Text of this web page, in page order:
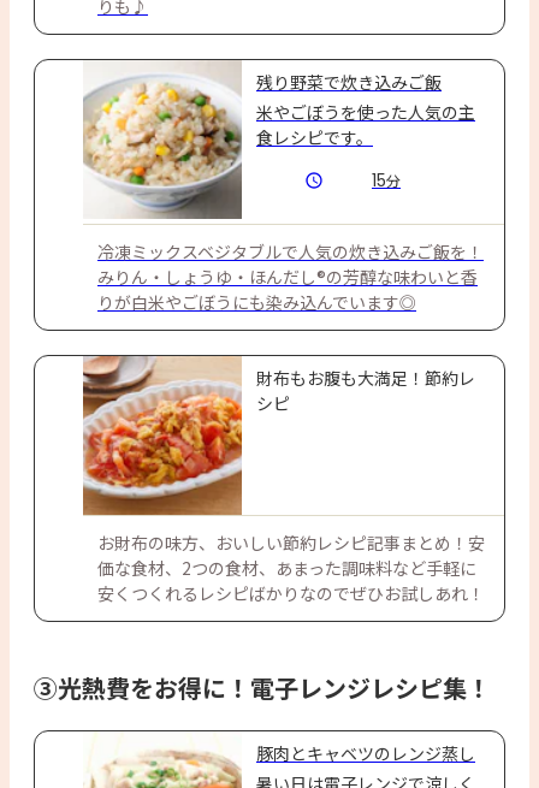
りも♪
残り野菜で炊き込みご飯
米やごぼうを使った人気の主
食レシピです。
15分
冷凍ミックスベジタブルで人気の炊き込みご飯を！
みりん・しょうゆ・ほんだし®の芳醇な味わいと香
りが白米やごぼうにも染み込んでいます◎
財布もお腹も大満足！節約レ
シピ
お財布の味方、おいしい節約レシピ記事まとめ！安
価な食材、2つの食材、あまった調味料など手軽に
安くつくれるレシピばかりなのでぜひお試しあれ！
③光熱費をお得に！電子レンジレシピ集！
豚肉とキャベツのレンジ蒸し
暑い日は電子レンジで涼しく